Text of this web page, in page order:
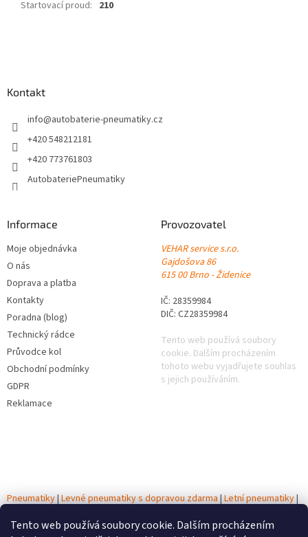
Tento web používá soubory cookie. Dalším procházením
Startovací proud: 210
Kontakt
info@autobaterie-pneumatiky.cz
+420 548212181
+420 773761803
AutobateriePneumatiky
Informace
Moje objednávka
O nás
Doprava a platba
Kontakty
Poradna (blog)
Technický rádce
Průvodce kol
Obchodní podmínky
GDPR
Reklamace
Provozovatel
VEHAR service s.r.o.
Gajdošova 86
615 00 Brno - Židenice
IČ: 28359984
DIČ: CZ28359984
Tento web používá soubory
cookie. Dalším procházením
tohoto webu vyjadřujete souhlas
s jejich používáním.
Pneumatiky|Levné pneumatiky s dopravou zdarma|Letní pneumatiky|
Autobaterie